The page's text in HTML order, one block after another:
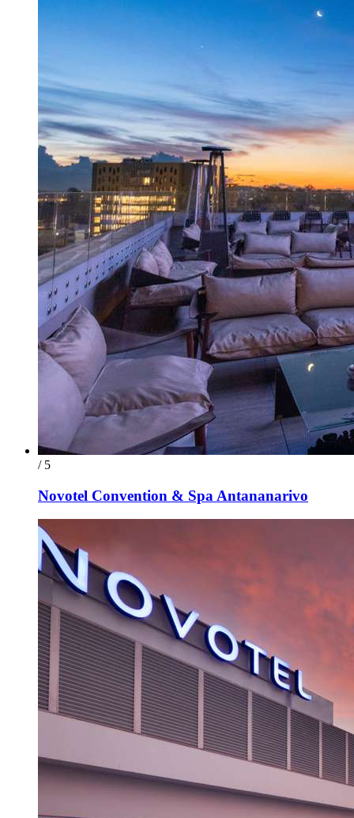
/ 5
Novotel Convention & Spa Antananarivo